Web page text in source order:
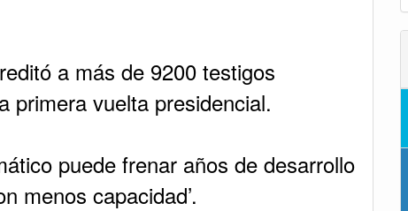
a más de 9200 testigos
primera vuelta presidencial.
puede frenar años de desarrollo
menos capacidad’.